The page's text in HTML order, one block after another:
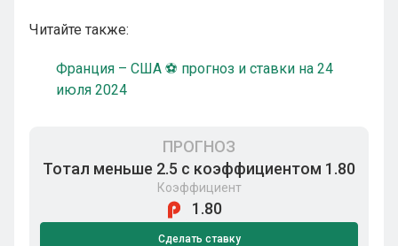
Читайте также:
Франция – США ⚽ прогноз и ставки на 24
июля 2024
ПРОГНОЗ
Тотал меньше 2.5 с коэффициентом 1.80
Коэффициент
1.80
Сделать ставку